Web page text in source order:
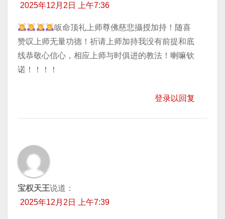
2025年12月2日 上午7:36
皈命顶礼上师尊佛慈悲攝授加持！随喜
赞叹上师无量功德！祈请上师加持我没有前提和底
线恭敬心信心，相应上师与时俱进的教法！喇嘛钦
诺！！！！
登录以回复
宝权天王说道：
2025年12月2日 上午7:39